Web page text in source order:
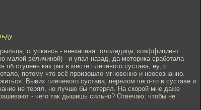
спускаясь - внезапная гололедица, коэффициент
малой величиной) - и упал назад, да моторика сработала
ступень как раз в месте плечевого сустава, ну, с
потому что всё произошло мгновенно и неосознанно.
Вывих плечевого сустава, перелом чего-то в суставе и
не терял, но лучше бы потерял. На скорой мне даже
- чего так дышишь сильно? Отвечаю: чтобы не